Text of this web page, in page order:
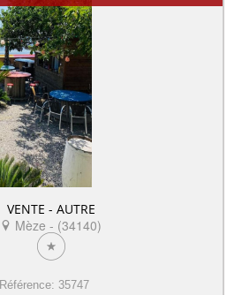
VENTE - AUTRE
Mèze - (34140)
Référence: 35747